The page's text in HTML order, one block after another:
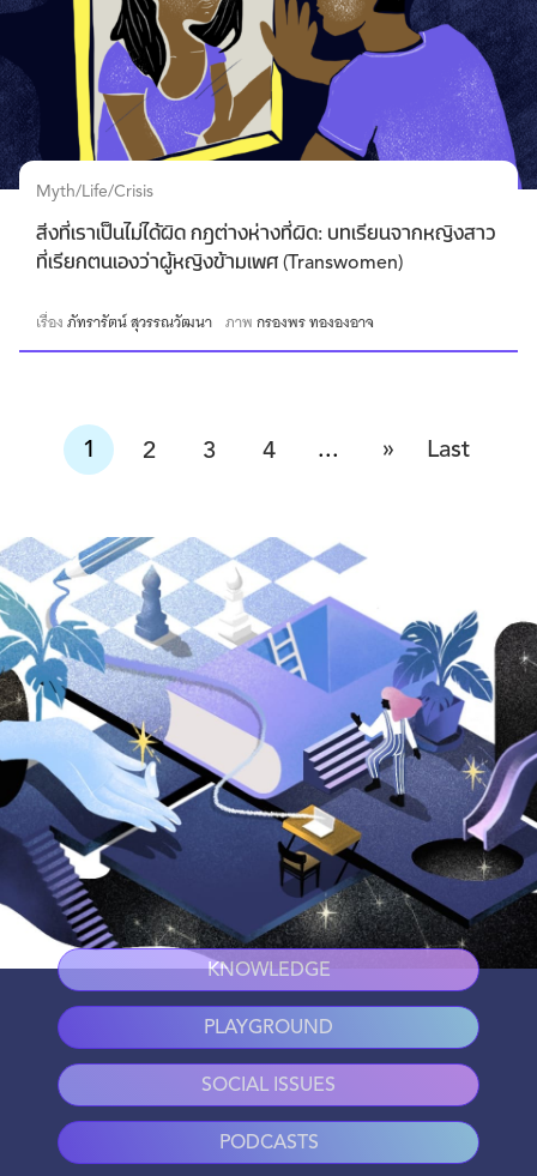
Myth/Life/Crisis
สิ่งที่เราเป็นไม่ได้ผิด กฎต่างห่างที่ผิด: บทเรียนจากหญิงสาว
ที่เรียกตนเองว่าผู้หญิงข้ามเพศ (Transwomen)
เรื่องภัทรารัตน์ สุวรรณวัฒนา ภาพกรองพร ทององอาจ
1 2 3 4 ... » Last
KNOWLEDGE
PLAYGROUND
SOCIAL ISSUES
PODCASTS